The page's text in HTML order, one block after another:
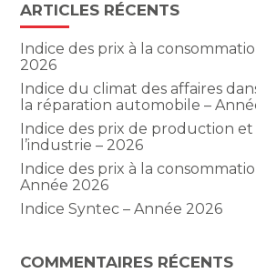
ARTICLES RÉCENTS
Indice des prix à la
2026
Indice du climat des affaires
la réparation automobile –
Indice des prix de production et
l’industrie – 2026
Indice des prix à la
Année 2026
Indice Syntec – Année 2026
COMMENTAIRES RÉCENTS